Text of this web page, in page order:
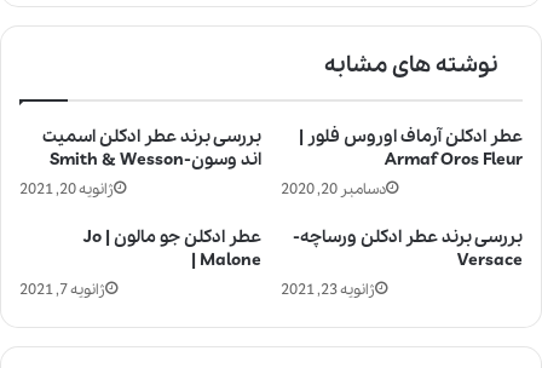
نوشته های مشابه
بررسی برند عطر ادکلن اسمیت
اند وسون-Smith & Wesson
ژانویه 20, 2021
عطر ادکلن آرماف اوروس فلور |
Armaf Oros Fleur
دسامبر 20, 2020
عطر ادکلن جو مالون | Jo
Malone |
ژانویه 7, 2021
بررسی برند عطر ادکلن ورساچه-
Versace
ژانویه 23, 2021